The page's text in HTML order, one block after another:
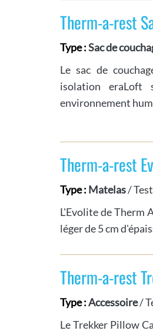
Therm-a-rest
Type :Sac de
Le sac de
isolation eraLoft
environnement
Therm-a-rest
Type : Matelas/
L'Evolite de Therm
léger de 5 cm
Therm-a-rest
Type :Accessoire/
Le Trekker Pillow